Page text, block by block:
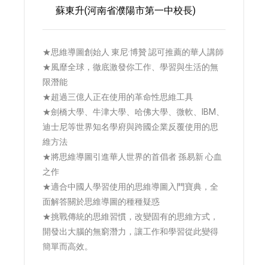
蘇東升(河南省濮陽市第一中校長)
★思維導圖創始人 東尼·博贊 認可推薦的華人講師
★風靡全球，徹底激發你工作、學習與生活的無
限潛能
★超過三億人正在使用的革命性思維工具
★劍橋大學、牛津大學、哈佛大學、微軟、IBM、
迪士尼等世界知名學府與跨國企業反覆使用的思
維方法
★將思維導圖引進華人世界的首倡者 孫易新 心血
之作
★適合中國人學習使用的思維導圖入門寶典，全
面解答關於思維導圖的種種疑惑
★挑戰傳統的思維習慣，改變固有的思維方式，
開發出大腦的無窮潛力，讓工作和學習從此變得
簡單而高效。